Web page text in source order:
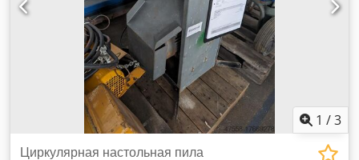
1 /3
Циркулярная настольная пила